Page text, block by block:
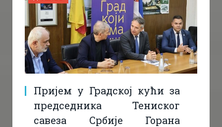
Пријем у Градској кући за
председника Тениског
савеза Србије Горана